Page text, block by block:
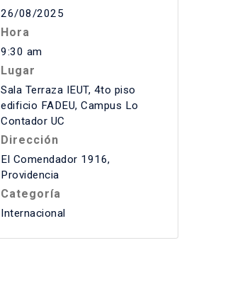
26/08/2025
Hora
9:30 am
Lugar
Sala Terraza IEUT, 4to piso
edificio FADEU, Campus Lo
Contador UC
Dirección
El Comendador 1916,
Providencia
Categoría
Internacional